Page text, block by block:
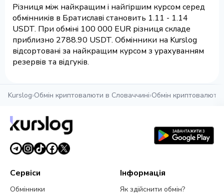
Різниця між найкращим і найгіршим курсом серед
обмінників в Братиславі становить 1.11 - 1.14
USDT. При обміні 100 000 EUR різниця складе
приблизно 2788.90 USDT. Обмінники на Kurslog
відсортовані за найкращим курсом з урахуванням
резервів та відгуків.
Kurslog›Обмін криптовалюти в Словаччині›Обмін криптовалюти
Сервіси
Обмінники
Інформація
Як здійснити обмін?